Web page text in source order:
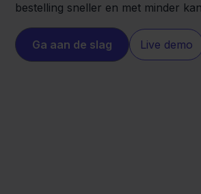
bestelling sneller en met minder
Ga aan de slag Live demo